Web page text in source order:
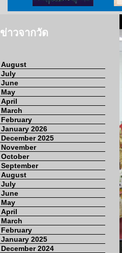
สังคมมังตรา
ข่าวจากวัด
August
July
June
May
April
March
February
January 2026
December 2025
November
October
September
August
July
June
May
April
March
February
January 2025
December 2024